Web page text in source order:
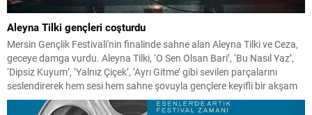
Aleyna Tilki gençleri coşturdu
Mersin Gençlik Festivali'nin finalinde sahne alan Aleyna Tilki ve Ceza,
geceye damga vurdu. Aleyna Tilki, ‘O Sen Olsan Bari’, ‘Bu Nasıl Yaz’,
‘Dipsiz Kuyum’, ‘Yalnız Çiçek’, ‘Ayrı Gitme’ gibi sevilen parçalarını
seslendirerek hem sesi hem sahne şovuyla gençlere keyifli bir akşam
yaşattı.